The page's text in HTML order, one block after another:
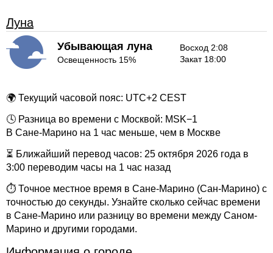
Луна
Убывающая луна
Освещенность 15%
Восход 2:08
Закат 18:00
🌍 Текущий часовой пояс: UTC+2 CEST
🕓 Разница во времени с Москвой: MSK−1
В Сане-Марино на 1 час меньше, чем в Москве
⏳ Ближайший перевод часов: 25 октября 2026 года в
3:00 переводим часы на 1 час назад
⏱ Точное местное время в Сане-Марино (Сан-Марино) с
точностью до секунды. Узнайте сколько сейчас времени
в Сане-Марино или разницу во времени между Саном-
Марино и другими городами.